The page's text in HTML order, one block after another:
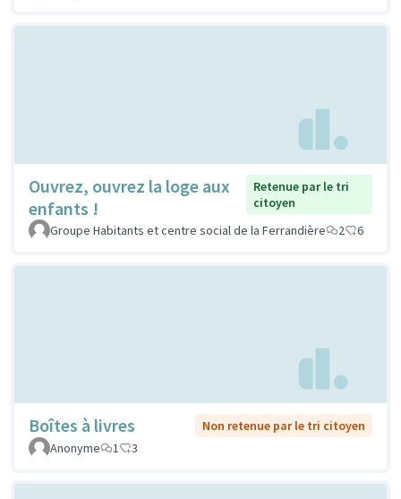
Ouvrez, ouvrez la loge aux
enfants !
Retenue par le tri
citoyen
Groupe Habitants et centre social de la Ferrandière
2 6
Boîtes à livres
Non retenue par le tri citoyen
Anonyme
1 3